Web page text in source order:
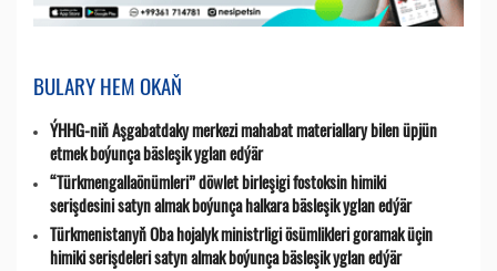
BULARY HEM OKAŇ
ÝHHG-niň Aşgabatdaky merkezi mahabat materiallary bilen üpjün
etmek boýunça bäsleşik yglan edýär
“Türkmengallaönümleri” döwlet birleşigi fostoksin himiki
serişdesini satyn almak boýunça halkara bäsleşik yglan edýär
Türkmenistanyň Oba hojalyk ministrligi ösümlikleri goramak üçin
himiki serişdeleri satyn almak boýunça bäsleşik yglan edýär